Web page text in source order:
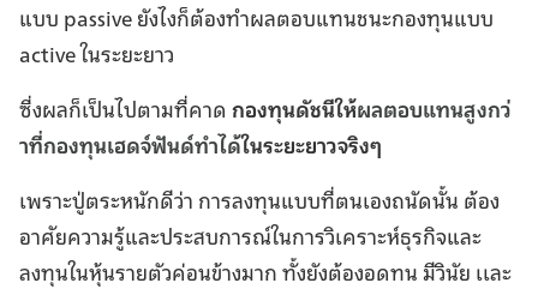
แบบ passive ยังไงก็ต้องทำผลตอบแทนชนะกองทุนแบบ
active ในระยะยาว
ซี่งผลก็เป็นไปตามที่คาด กองทุนดัชนีให้ผลตอบแทนสูงกว่
าที่กองทุนเฮดจ์ฟันด์ทำได้ในระยะยาวจริงๆ
เพราะปู่ตระหนักดีว่า การลงทุนแบบที่ตนเองถนัดนั้น ต้อง
อาศัยความรู้และประสบการณ์ในการวิเคราะห์ธุรกิจและ
ลงทุนในหุ้นรายตัวค่อนข้างมาก ทั้งยังต้องอดทน มีวินัย เเละ